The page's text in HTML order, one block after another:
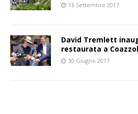
16 Settembre 2017
David Tremlett
restaurata a
30 Giugno 2017